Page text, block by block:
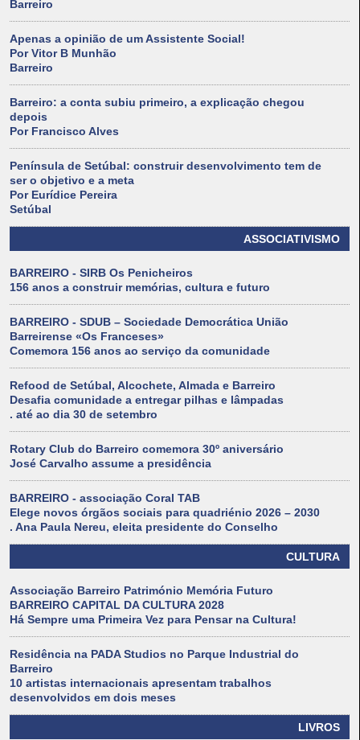
Barreiro
Apenas a opinião de um Assistente Social!
Por Vitor B Munhão
Barreiro
Barreiro: a conta subiu primeiro, a explicação chegou
depois
Por Francisco Alves
Península de Setúbal: construir desenvolvimento tem de
ser o objetivo e a meta
Por Eurídice Pereira
Setúbal
ASSOCIATIVISMO
BARREIRO - SIRB Os Penicheiros
156 anos a construir memórias, cultura e futuro
BARREIRO - SDUB – Sociedade Democrática União
Barreirense «Os Franceses»
Comemora 156 anos ao serviço da comunidade
Refood de Setúbal, Alcochete, Almada e Barreiro
Desafia comunidade a entregar pilhas e lâmpadas
. até ao dia 30 de setembro
Rotary Club do Barreiro comemora 30º aniversário
José Carvalho assume a presidência
BARREIRO - associação Coral TAB
Elege novos órgãos sociais para quadriénio 2026 – 2030
. Ana Paula Nereu, eleita presidente do Conselho
CULTURA
Associação Barreiro Património Memória Futuro
BARREIRO CAPITAL DA CULTURA 2028
Há Sempre uma Primeira Vez para Pensar na Cultura!
Residência na PADA Studios no Parque Industrial do
Barreiro
10 artistas internacionais apresentam trabalhos
desenvolvidos em dois meses
LIVROS